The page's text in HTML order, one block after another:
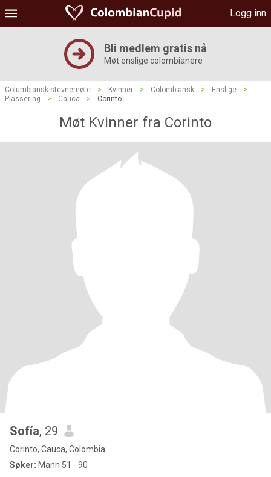
Logg inn
Bli medlem gratis nå
Møt enslige colombianere
Columbiansk stevnemøte > Kvinner > Colombiansk > Enslige
>
Plassering
> Cauca > Corinto
Møt Kvinner fra Corinto
Sofía, 29
Corinto, Cauca, Colombia
Søker: Mann 51 - 90